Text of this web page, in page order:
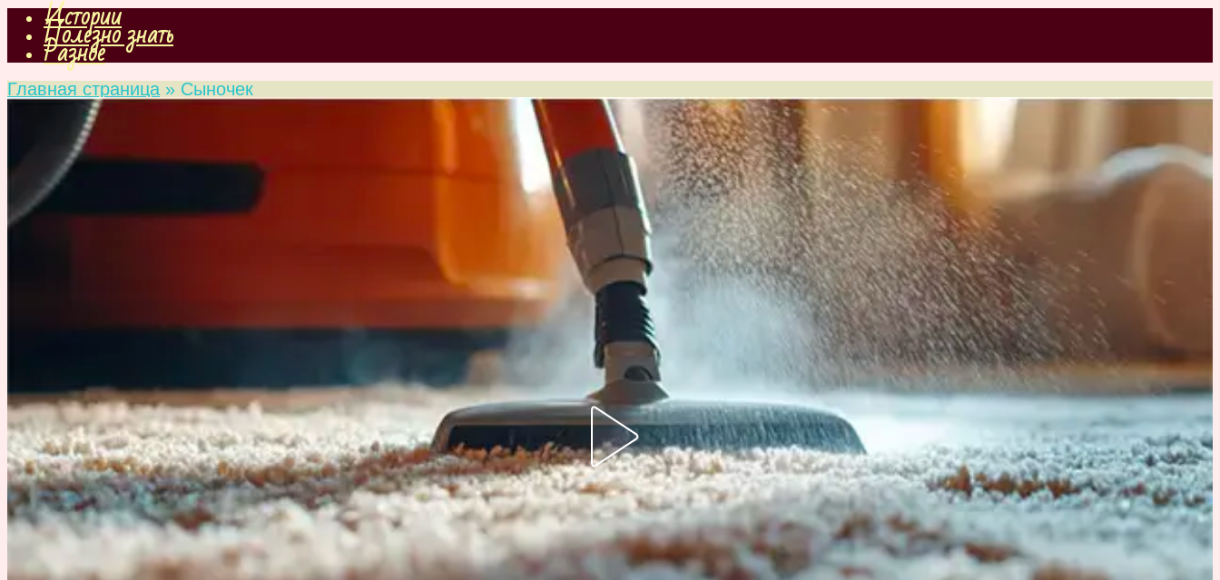
Истории
Полезно знать
Разное
Главная страница » Сыночек